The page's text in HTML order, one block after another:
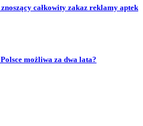
całkowity zakaz reklamy aptek
możliwa za dwa lata?